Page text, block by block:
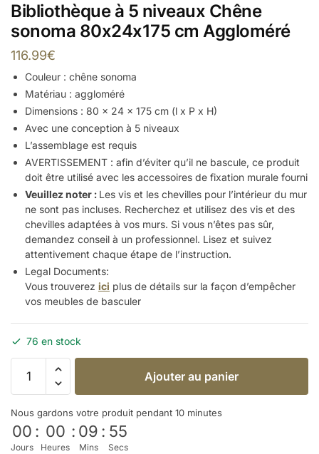
Bibliothèque à 5 niveaux Chêne
sonoma 80x24x175 cm Aggloméré
116.99€
Couleur : chêne sonoma
Matériau : aggloméré
Dimensions : 80 x 24 x 175 cm (l x P x H)
Avec une conception à 5 niveaux
L’assemblage est requis
AVERTISSEMENT : afin d’éviter qu’il ne bascule, ce produit
doit être utilisé avec les accessoires de fixation murale fourni
Veuillez noter : Les vis et les chevilles pour l’intérieur du mur
ne sont pas incluses. Recherchez et utilisez des vis et des
chevilles adaptées à vos murs. Si vous n’êtes pas sûr,
demandez conseil à un professionnel. Lisez et suivez
attentivement chaque étape de l’instruction.
Legal Documents:
Vous trouverez ici plus de détails sur la façon d’empêcher
vos meubles de basculer
76 en stock
Ajouter au panier
Nous gardons votre produit pendant 10 minutes
00
Jours
: 00
Heures
: 09
Mins
: 54
Secs